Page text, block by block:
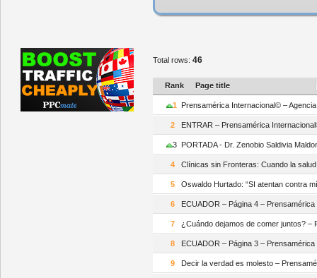
Total rows: 46
Rank Page title
1 Prensamérica Internacional© –
2 ENTRAR – Prensamérica
3 PORTADA - Dr. Zenobio Saldivia
4 Clínicas sin Fronteras: Cuando la
5 Oswaldo Hurtado: “SI atentan contra
6 ECUADOR – Página 4 –
7 ¿Cuándo dejamos de comer juntos? –
8 ECUADOR – Página 3 –
9 Decir la verdad es molesto –